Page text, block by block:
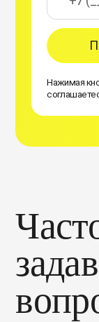
Нажимая